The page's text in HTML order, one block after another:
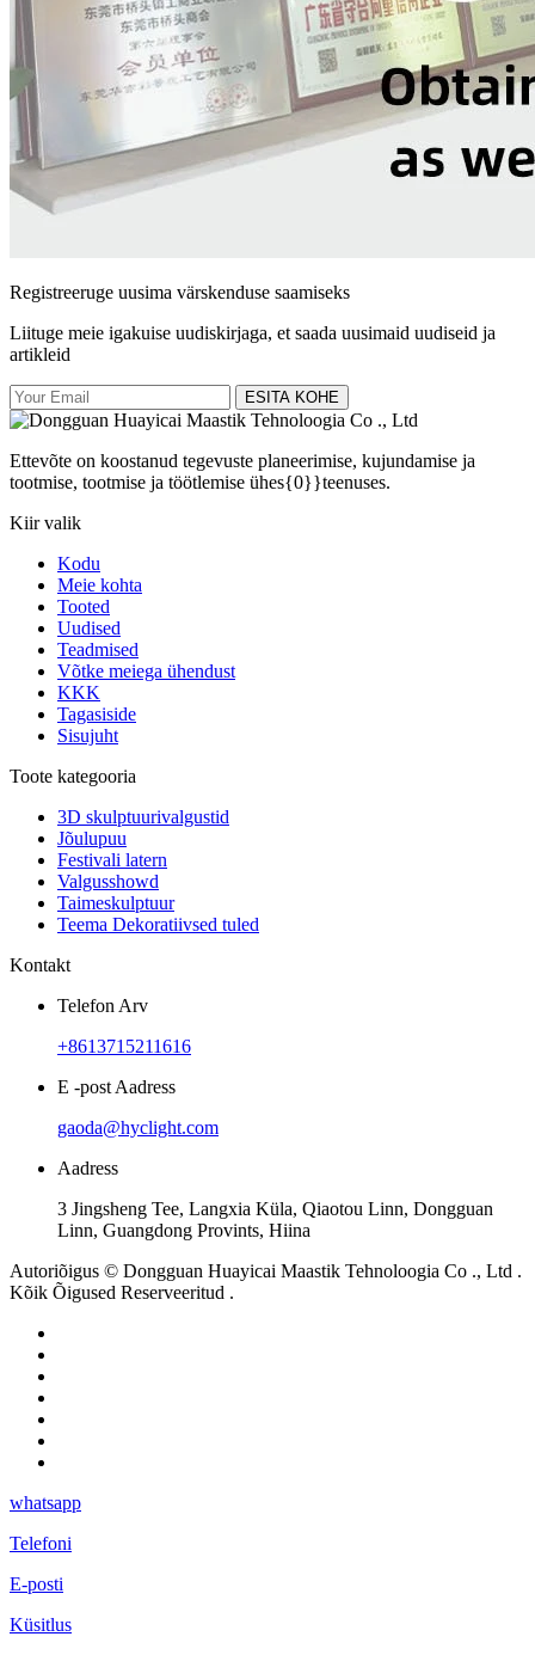
Registreeruge uusima värskenduse saamiseks
Liituge meie igakuise uudiskirjaga, et saada uusimaid uudiseid ja
artikleid
ESITA KOHE
Ettevõte on koostanud tegevuste planeerimise, kujundamise ja
tootmise, tootmise ja töötlemise ühes{0}}teenuses.
Kiir valik
Kodu
Meie kohta
Tooted
Uudised
Teadmised
Võtke meiega ühendust
KKK
Tagasiside
Sisujuht
Toote kategooria
3D skulptuurivalgustid
Jõulupuu
Festivali latern
Valgusshowd
Taimeskulptuur
Teema Dekoratiivsed tuled
Kontakt
Telefon Arv
+8613715211616
E -post Aadress
gaoda@hyclight.com
Aadress
3 Jingsheng Tee, Langxia Küla, Qiaotou Linn, Dongguan
Linn, Guangdong Provints, Hiina
Autoriõigus © Dongguan Huayicai Maastik Tehnoloogia Co ., Ltd .
Kõik Õigused Reserveeritud .
whatsapp
Telefoni
E-posti
Küsitlus